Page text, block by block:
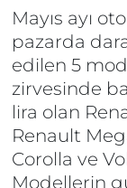
Mayıs ayı
pazarda
edilen 5
zirvesinde
lira olan
Renault
Corolla ve
Modellerin